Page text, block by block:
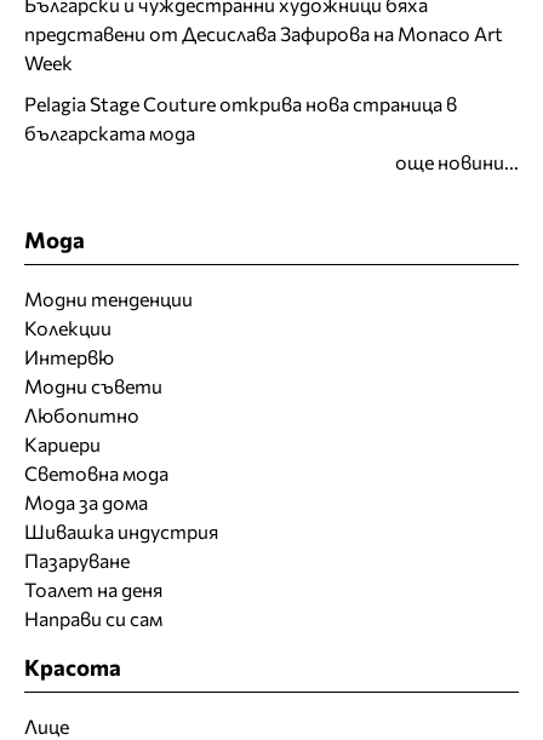
представени от Десислава Зафирова на Monaco Art
Week
Pelagia Stage Couture открива нова страница в
българската мода
още новини...
Мода
Модни тенденции
Колекции
Интервю
Модни съвети
Любопитно
Кариери
Световна мода
Мода за дома
Шивашка индустрия
Пазаруване
Тоалет на деня
Направи си сам
Красота
Лице